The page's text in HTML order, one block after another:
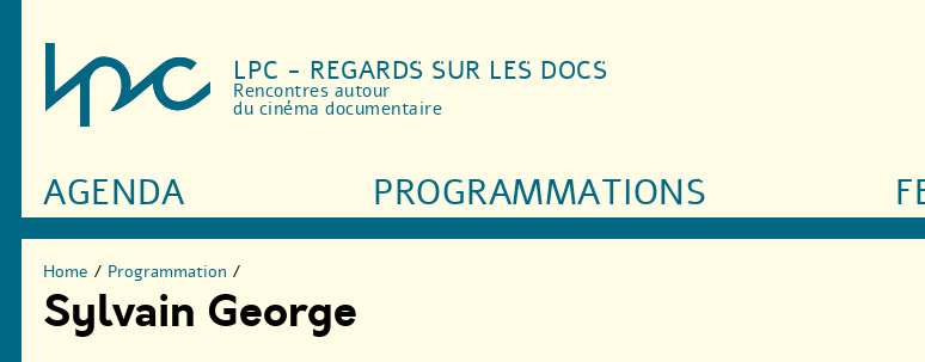
LPC - REGARDS SUR LES DOCS
Rencontres autour
du cinéma documentaire
AGENDA PROGRAMMATIONS
Home / Programmation /
Sylvain George